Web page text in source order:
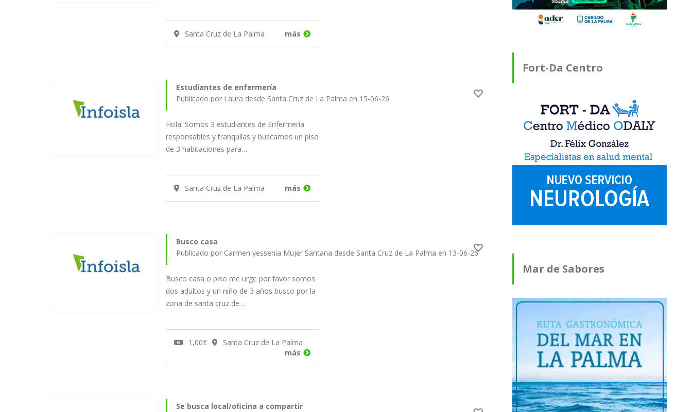
Santa Cruz de La Palma más
Estudiantes de enfermería
Publicado por Laura desde Santa Cruz de La Palma en 15-06-26
Hola! Somos 3 estudiantes de Enfermería
responsables y tranquilas y buscamos un piso
de 3 habitaciones para…
Santa Cruz de La Palma más
Busco casa
Publicado por Carmen yessenia Mujer Santana desde Santa Cruz de La Palma en 13-06-26
Busco casa o piso me urge por favor somos
dos adultos y un niño de 3 años busco por la
zona de santa cruz de…
1,00€
Santa Cruz de La Palma
más
Se busca local/oficina a compartir
Fort-Da Centro
Mar de Sabores